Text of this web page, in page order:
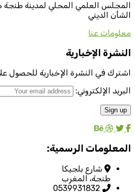
المجلس العلمي المحلي لمدينة طنجة
الشأن الديني
معلومات عنا
النشرة الإخبارية
اشترك في النشرة الإخبارية للحصول
البريد الإلكتروني:
المعلومات الرسمية:
شارع بلجيكا
طنجة، المغرب
0539931832